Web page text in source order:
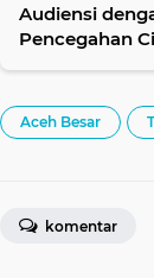
Audiensi
Pencegahan
Aceh Besar
komentar